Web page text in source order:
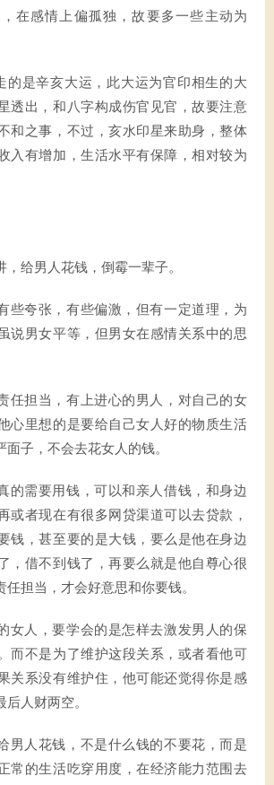
在感情上偏孤独，故要多一些主动为
的是辛亥大运，此大运为官印相生的大
透出，和八字构成伤官见官，故要注意
和之事，不过，亥水印星来助身，整体
入有增加，生活水平有保障，相对较为
，给男人花钱，倒霉一辈子。
些夸张，有些偏激，但有一定道理，为
说男女平等，但男女在感情关系中的思
任担当，有上进心的男人，对自己的女
心里想的是要给自己女人好的物质生活
面子，不会去花女人的钱。
的需要用钱，可以和亲人借钱，和身边
或者现在有很多网贷渠道可以去贷款，
钱，甚至要的是大钱，要么是他在身边
，借不到钱了，再要么就是他自尊心很
任担当，才会好意思和你要钱。
女人，要学会的是怎样去激发男人的保
而不是为了维护这段关系，或者看他可
关系没有维护住，他可能还觉得你是感
人财两空。
男人花钱，不是什么钱的不要花，而是
常的生活吃穿用度，在经济能力范围去